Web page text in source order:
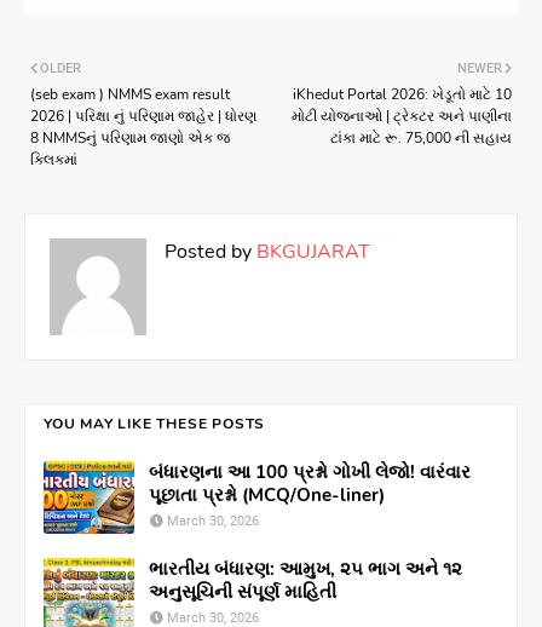
NEWER
iKhedut Portal 2026: ખેડૂતો માટે 10
મોટી યોજનાઓ | ટ્રેક્ટર અને પાણીના
ટાંકા માટે રૂ. 75,000 ની સહાય
OLDER
(seb exam ) NMMS exam result
2026 | પરિક્ષા નું પરિણામ જાહેર | ધોરણ
8 NMMSનું પરિણામ જાણો એક જ
ક્લિકમાં
Posted by BKGUJARAT
YOU MAY LIKE THESE POSTS
બંધારણના આ 100 પ્રશ્નો ગોખી લેજો! વારંવાર
પૂછાતા પ્રશ્નો (MCQ/One-liner)
March 30, 2026
ભારતીય બંધારણ: આમુખ, ૨૫ ભાગ અને ૧૨
અનુસૂચિની સંપૂર્ણ માહિતી
March 30, 2026